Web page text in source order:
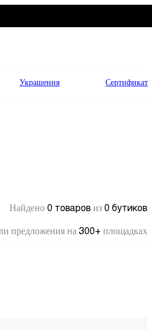
Украшения Сертификат
Найдено 0 товаров из 0 бутиков
предложения на 300+ площадках